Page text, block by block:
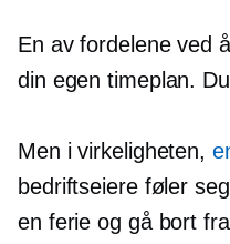
En av fordelene ved
din egen timeplan.
Men i virkeligheten,
bedriftseiere føler
en ferie og gå bort